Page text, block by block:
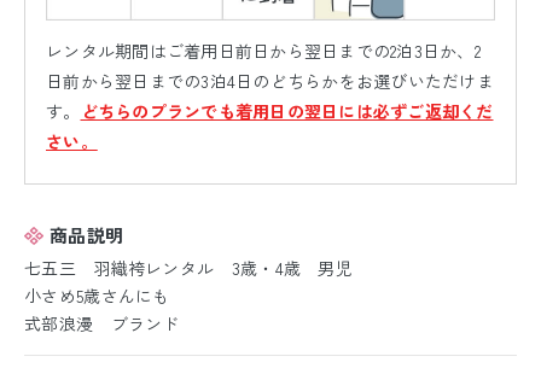
レンタル期間はご着用日前日から翌日までの2泊3日か、2
日前から翌日までの3泊4日のどちらかをお選びいただけま
す。
どちらのプランでも着用日の翌日には必ずご返却くだ
さい。
商品説明
七五三 羽織袴レンタル 3歳・4歳 男児
小さめ5歳さんにも
式部浪漫 ブランド